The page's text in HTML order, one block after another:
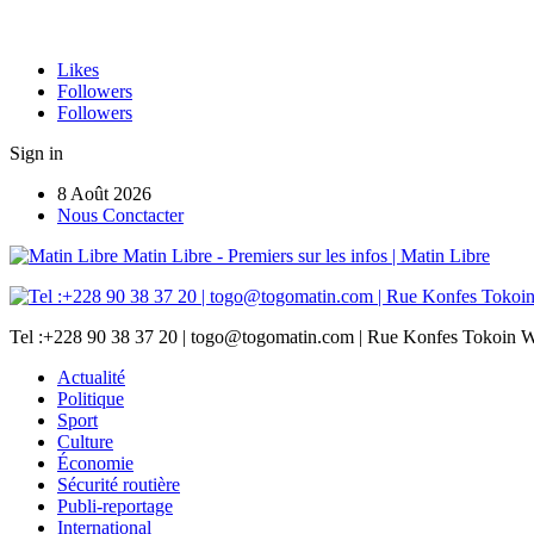
Likes
Followers
Followers
Sign in
8 Août 2026
Nous Conctacter
Matin Libre - Premiers sur les infos | Matin Libre
Tel :+228 90 38 37 20 | togo@togomatin.com | Rue Konfes Tokoin
Actualité
Politique
Sport
Culture
Économie
Sécurité routière
Publi-reportage
International